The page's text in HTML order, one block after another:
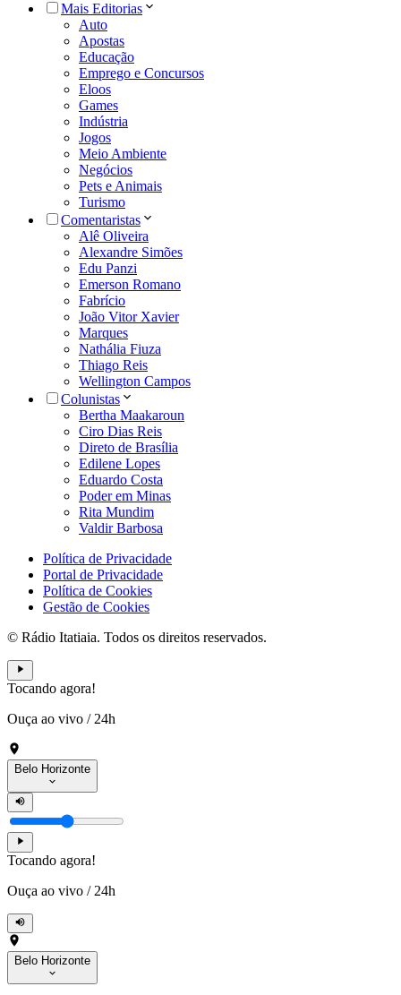
Mais Editorias
Auto
Apostas
Educação
Emprego e Concursos
Eloos
Games
Indústria
Jogos
Meio Ambiente
Negócios
Pets e Animais
Turismo
Comentaristas
Alê Oliveira
Alexandre Simões
Edu Panzi
Emerson Romano
Fabrício
João Vitor Xavier
Marques
Nathália Fiuza
Thiago Reis
Wellington Campos
Colunistas
Bertha Maakaroun
Ciro Dias Reis
Direto de Brasília
Edilene Lopes
Eduardo Costa
Poder em Minas
Rita Mundim
Valdir Barbosa
Política de Privacidade
Portal de Privacidade
Política de Cookies
Gestão de Cookies
© Rádio Itatiaia. Todos os direitos reservados.
Tocando agora!
Ouça ao vivo / 24h
Belo Horizonte
Tocando agora!
Ouça ao vivo / 24h
Belo Horizonte